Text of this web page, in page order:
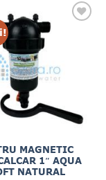
MAGNETIC
1″ AQUA
NATURAL